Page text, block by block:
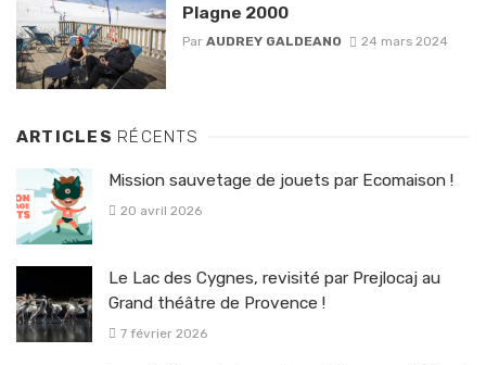
Plagne 2000
Par AUDREY GALDEANO 24 mars 2024
ARTICLES RÉCENTS
Mission sauvetage de jouets par Ecomaison !
20 avril 2026
Le Lac des Cygnes, revisité par Prejlocaj au
Grand théâtre de Provence !
7 février 2026